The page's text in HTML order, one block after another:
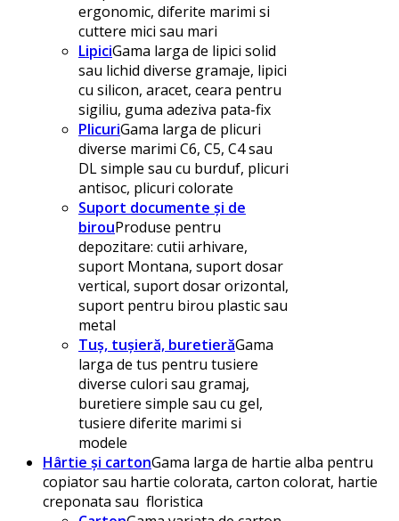
ergonomic, diferite marimi si
cuttere mici sau mari
LipiciGama larga de lipici solid
sau lichid diverse gramaje, lipici
cu silicon, aracet, ceara pentru
sigiliu, guma adeziva pata-fix
PlicuriGama larga de plicuri
diverse marimi C6, C5, C4 sau
DL simple sau cu burduf, plicuri
antisoc, plicuri colorate
Suport documente și de
birouProduse pentru
depozitare: cutii arhivare,
suport Montana, suport dosar
vertical, suport dosar orizontal,
suport pentru birou plastic sau
metal
Tuș, tușieră, buretierăGama
larga de tus pentru tusiere
diverse culori sau gramaj,
buretiere simple sau cu gel,
tusiere diferite marimi si
modele
Hârtie și cartonGama larga de hartie alba pentru
copiator sau hartie colorata, carton colorat, hartie
creponata sau floristica